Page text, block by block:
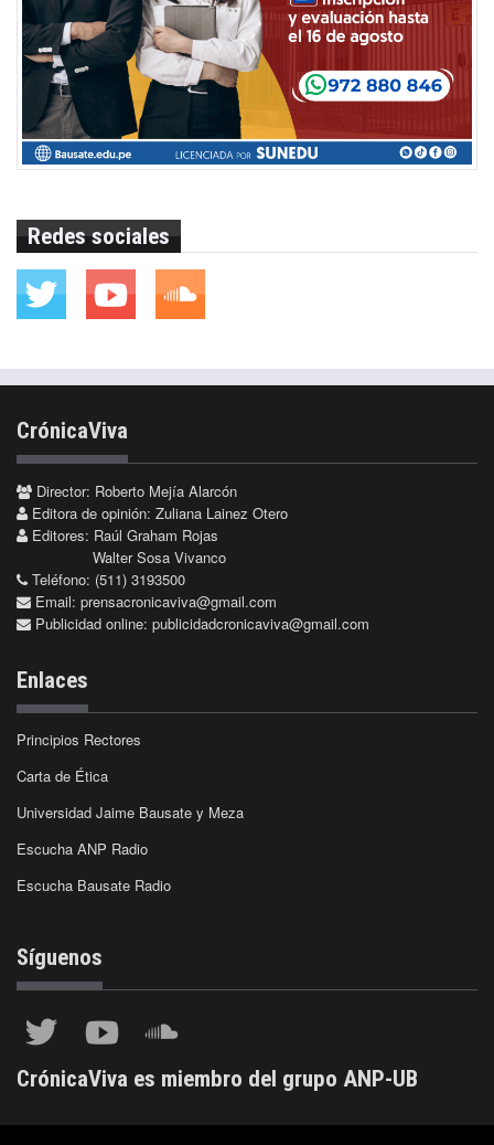
Redes sociales
CrónicaViva
Director: Roberto Mejía Alarcón
Editora de opinión: Zuliana Lainez Otero
Editores: Raúl Graham Rojas
Walter Sosa Vivanco
Teléfono: (511) 3193500
Email: prensacronicaviva@gmail.com
Publicidad online: publicidadcronicaviva@gmail.com
Enlaces
Principios Rectores
Carta de Ética
Universidad Jaime Bausate y Meza
Escucha ANP Radio
Escucha Bausate Radio
Síguenos
CrónicaViva es miembro del grupo ANP-UB